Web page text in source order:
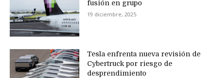
fusión en grupo
19 diciembre, 2025
Tesla enfrenta nueva revisión de
Cybertruck por riesgo de
desprendimiento